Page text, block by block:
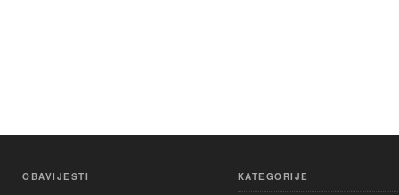
OBAVIJESTI KATEGORIJE